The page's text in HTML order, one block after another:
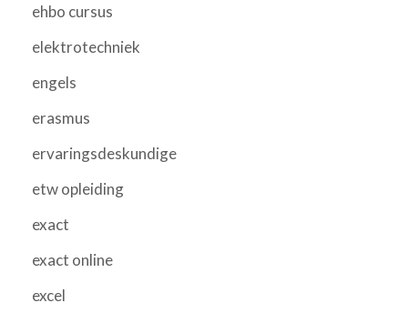
ehbo cursus
elektrotechniek
engels
erasmus
ervaringsdeskundige
etw opleiding
exact
exact online
excel